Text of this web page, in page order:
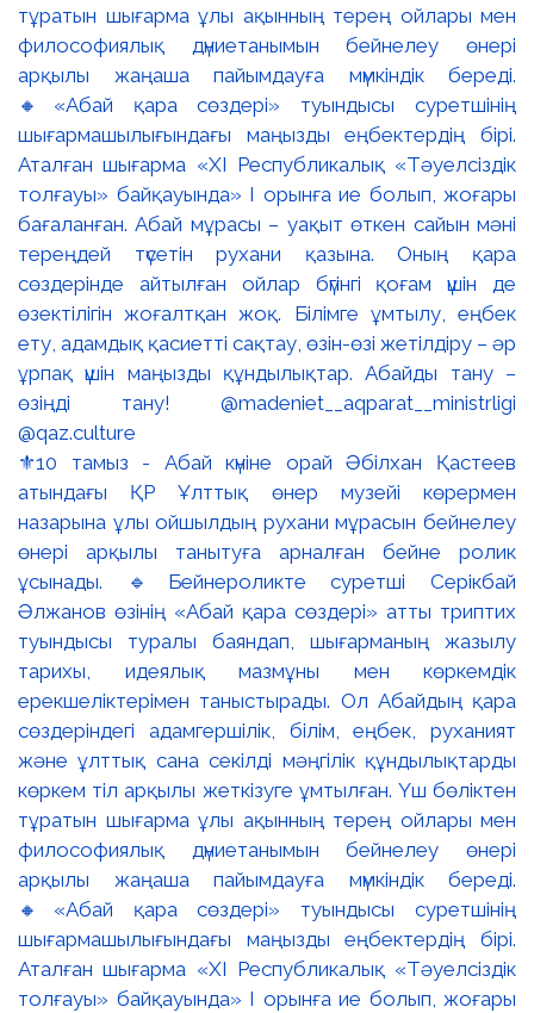
⚜️10 тамыз - Абай күніне орай Әбілхан Қастеев
атындағы ҚР Ұлттық өнер музейі көрермен
назарына ұлы ойшылдың рухани мұрасын бейнелеу
өнері арқылы танытуға арналған бейне ролик
ұсынады. 🔹Бейнероликте суретші Серікбай
Әлжанов өзінің «Абай қара сөздері» атты триптих
туындысы туралы баяндап, шығарманың жазылу
тарихы, идеялық мазмұны мен көркемдік
ерекшеліктерімен таныстырады. Ол Абайдың қара
сөздеріндегі адамгершілік, білім, еңбек, руханият
және ұлттық сана секілді мәңгілік құндылықтарды
көркем тіл арқылы жеткізуге ұмтылған. Үш бөліктен
тұратын шығарма ұлы ақынның терең ойлары мен
философиялық дүниетанымын бейнелеу өнері
арқылы жаңаша пайымдауға мүмкіндік береді.
🔸«Абай қара сөздері» туындысы суретшінің
шығармашылығындағы маңызды еңбектердің бірі.
Аталған шығарма «XI Республикалық «Тәуелсіздік
толғауы» байқауында» І орынға ие болып, жоғары